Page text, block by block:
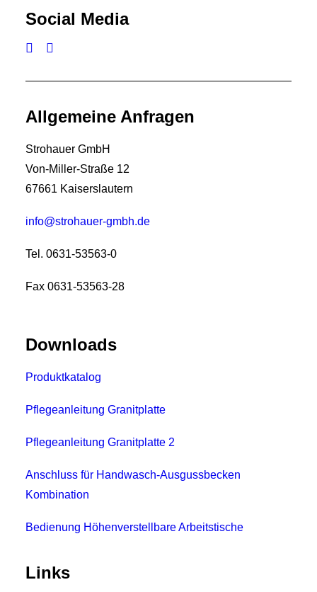
Social Media
Allgemeine Anfragen
Strohauer GmbH
Von-Miller-Straße 12
67661 Kaiserslautern
info@strohauer-gmbh.de
Tel. 0631-53563-0
Fax 0631-53563-28
Downloads
Produktkatalog
Pflegeanleitung Granitplatte
Pflegeanleitung Granitplatte 2
Anschluss für Handwasch-Ausgussbecken
Kombination
Bedienung Höhenverstellbare Arbeitstische
Links